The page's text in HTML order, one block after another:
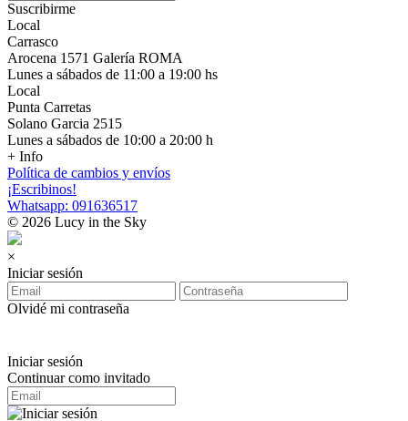
Suscribirme
Local
Carrasco
Arocena 1571 Galería ROMA
Lunes a sábados de 11:00 a 19:00 hs
Local
Punta Carretas
Solano Garcia 2515
Lunes a sábados de 10:00 a 20:00 h
+ Info
Política de cambios y envíos
¡Escribinos!
Whatsapp: 091636517
© 2026 Lucy in the Sky
×
Iniciar sesión
Olvidé mi contraseña
Iniciar sesión
Continuar como invitado